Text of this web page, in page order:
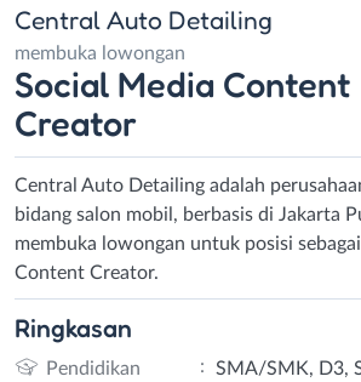
Central Auto Detailing
membuka lowongan
Social Media Content
Creator
Central Auto Detailing adalah
bidang salon mobil, berbasis di Jakarta
membuka lowongan untuk posisi
Content Creator.
Ringkasan
Pendidikan :
SMA/SMK, D3,